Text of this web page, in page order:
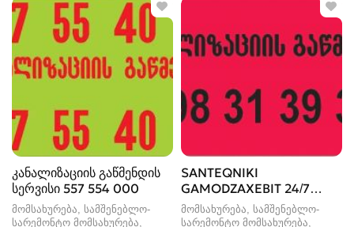
კანალიზაციის გაწმენდის
სერვისი 557 554 000
მომსახურება, სამშენებლო-
სარემონტო მომსახურება,
SANTEQNIKI
GAMODZAXEBIT 24/7
KANALIZACIIS
GAWMENDA
მომსახურება, სამშენებლო-
სარემონტო მომსახურება,